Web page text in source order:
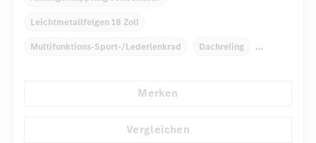
Leichtmetallfelgen 18 Zoll
Multifunktions-Sport-/Lederlenkrad Dachreling
Armauflage hinten
Merken
Vergleichen